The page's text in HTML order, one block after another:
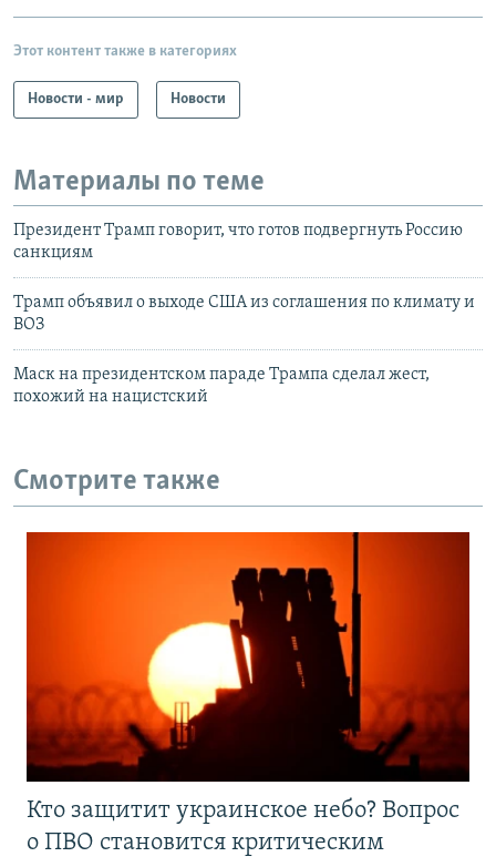
Этот контент также в категориях
Новости - мир Новости
Материалы по теме
Президент Трамп говорит, что готов подвергнуть Россию
санкциям
Трамп объявил о выходе США из соглашения по климату и
ВОЗ
Маск на президентском параде Трампа сделал жест,
похожий на нацистский
Смотрите также
Кто защитит украинское небо? Вопрос
о ПВО становится критическим